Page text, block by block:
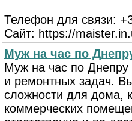
Телефон для связи:
Сайт: https://
Муж на час по
Муж на час по
и ремонтных задач.
сложности для дома,
коммерческих